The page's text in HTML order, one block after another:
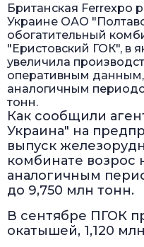
Британская Ferrexpo
Украине ОАО
обогатительный
"Еристовский ГОК", в
увеличила
оперативным данным,
аналогичным
тонн.
Как сообщили
Украина" на
выпуск
комбинате возрос
аналогичным
до 9,750 млн тонн.
В сентябре ПГОК
окатышей, 1,120